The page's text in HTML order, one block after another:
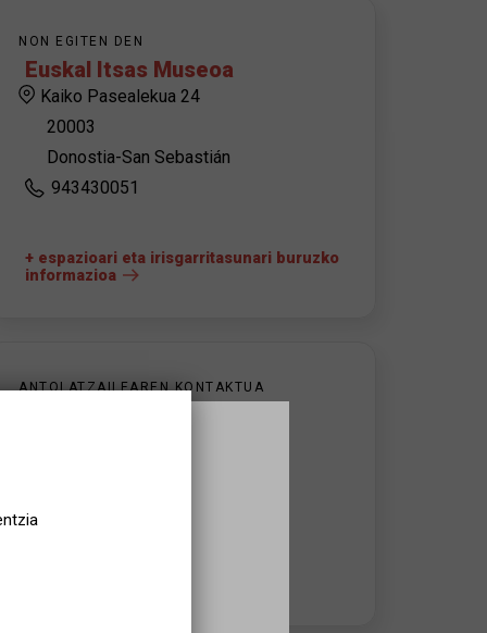
NON EGITEN DEN
Euskal Itsas Museoa
Kaiko Pasealekua 24
20003
Donostia-San Sebastián
943430051
+ espazioari eta irisgarritasunari buruzko
informazioa
ANTOLATZAILEAREN KONTAKTUA